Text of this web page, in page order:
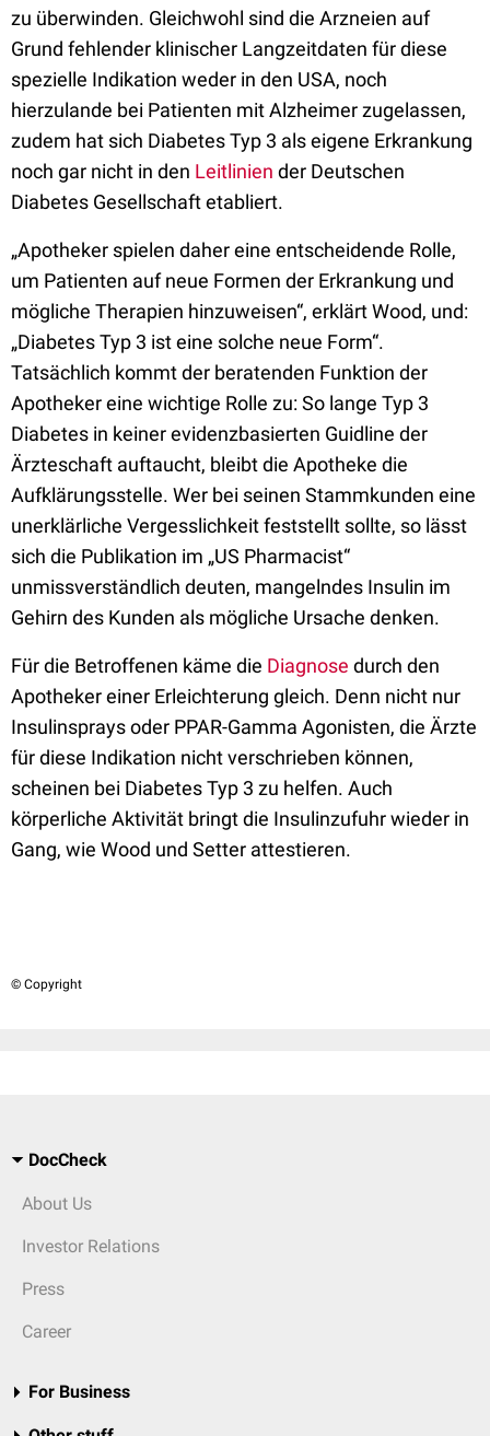
zu überwinden. Gleichwohl sind die Arzneien auf
Grund fehlender klinischer Langzeitdaten für diese
spezielle Indikation weder in den USA, noch
hierzulande bei Patienten mit Alzheimer zugelassen,
zudem hat sich Diabetes Typ 3 als eigene Erkrankung
noch gar nicht in den Leitlinien der Deutschen
Diabetes Gesellschaft etabliert.
„Apotheker spielen daher eine entscheidende Rolle,
um Patienten auf neue Formen der Erkrankung und
mögliche Therapien hinzuweisen“, erklärt Wood, und:
„Diabetes Typ 3 ist eine solche neue Form“.
Tatsächlich kommt der beratenden Funktion der
Apotheker eine wichtige Rolle zu: So lange Typ 3
Diabetes in keiner evidenzbasierten Guidline der
Ärzteschaft auftaucht, bleibt die Apotheke die
Aufklärungsstelle. Wer bei seinen Stammkunden eine
unerklärliche Vergesslichkeit feststellt sollte, so lässt
sich die Publikation im „US Pharmacist“
unmissverständlich deuten, mangelndes Insulin im
Gehirn des Kunden als mögliche Ursache denken.
Für die Betroffenen käme die Diagnose durch den
Apotheker einer Erleichterung gleich. Denn nicht nur
Insulinsprays oder PPAR-Gamma Agonisten, die Ärzte
für diese Indikation nicht verschrieben können,
scheinen bei Diabetes Typ 3 zu helfen. Auch
körperliche Aktivität bringt die Insulinzufuhr wieder in
Gang, wie Wood und Setter attestieren.
© Copyright
DocCheck
About Us
Investor Relations
Press
Career
For Business